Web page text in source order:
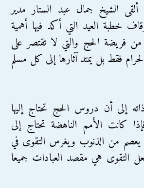
الشيخ جمال عبد الستار مدير
خطبة العيد التي أكد فيها أهمية
من فريضة الحج والتي لا تقتصر على
فقط بل يمتد آثارها إلى كل مسلم
إلى أن دروس الحج تحتاج إليها
كانت الأمم الناهضة تحتاج إلى
به يعصم من الذنوب ويغرس التقوى في
التقوى هي مقصد العبادات جميعا